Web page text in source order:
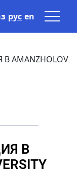
рус en
AMANZHOLOV
В